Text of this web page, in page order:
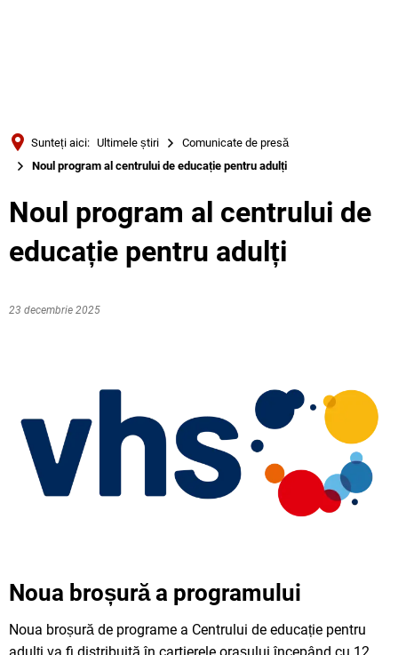
Русский
Deutsch
Sunteți aici: Ultimele știri
Comunicate de presă
Noul program al centrului de educație pentru adulți
Noul program al centrului de
educație pentru adulți
23 decembrie 2025
Noua broșură a programului
Noua broșură de programe a Centrului de educație pentru
adulți va fi distribuită în cartierele orașului începând cu 12